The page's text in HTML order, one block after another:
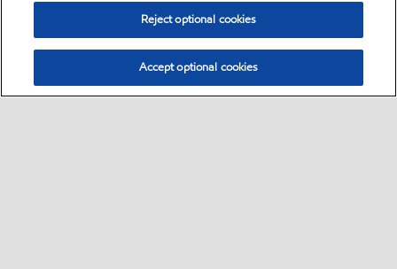
Reject optional cookies
Accept optional cookies